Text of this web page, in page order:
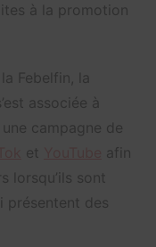
à la promotion
Febelfin, la
associée à
campagne de
et
afin
lorsqu’ils sont
présentent des